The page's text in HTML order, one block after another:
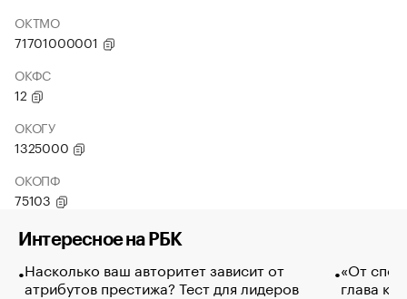
ОКТМО
71701000001
ОКФС
12
ОКОГУ
1325000
ОКОПФ
75103
Интересное на РБК
Насколько ваш авторитет зависит от
атрибутов престижа? Тест для лидеров
«От
глава